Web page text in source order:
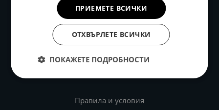
Правила и условия
ПРИЕМЕТЕ ВСИЧКИ
ОТХВЪРЛЕТЕ ВСИЧКИ
ПОКАЖЕТЕ ПОДРОБНОСТИ